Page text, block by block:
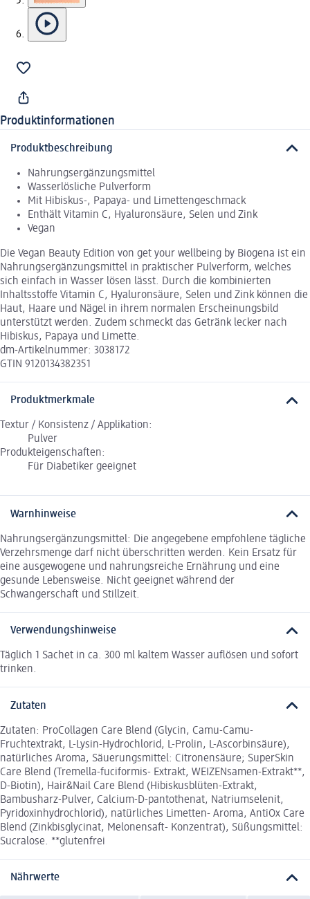
Produktinformationen
Produktbeschreibung
Nahrungsergänzungsmittel
Wasserlösliche Pulverform
Mit Hibiskus-, Papaya- und Limettengeschmack
Enthält Vitamin C, Hyaluronsäure, Selen und Zink
Vegan
Die Vegan Beauty Edition von get your wellbeing by Biogena ist ein
Nahrungsergänzungsmittel in praktischer Pulverform, welches
sich einfach in Wasser lösen lässt. Durch die kombinierten
Inhaltsstoffe Vitamin C, Hyaluronsäure, Selen und Zink können die
Haut, Haare und Nägel in ihrem normalen Erscheinungsbild
unterstützt werden. Zudem schmeckt das Getränk lecker nach
Hibiskus, Papaya und Limette.
dm-Artikelnummer: 3038172
GTIN 9120134382351
Produktmerkmale
Textur / Konsistenz / Applikation:
Pulver
Produkteigenschaften:
Für Diabetiker geeignet
Warnhinweise
Nahrungsergänzungsmittel: Die angegebene empfohlene tägliche
Verzehrsmenge darf nicht überschritten werden. Kein Ersatz für
eine ausgewogene und nahrungsreiche Ernährung und eine
gesunde Lebensweise. Nicht geeignet während der
Schwangerschaft und Stillzeit.
Verwendungshinweise
Täglich 1 Sachet in ca. 300 ml kaltem Wasser auflösen und sofort
trinken.
Zutaten
Zutaten: ProCollagen Care Blend (Glycin, Camu-Camu-
Fruchtextrakt, L-Lysin-Hydrochlorid, L-Prolin, L-Ascorbinsäure),
natürliches Aroma, Säuerungsmittel: Citronensäure; SuperSkin
Care Blend (Tremella-fuciformis- Extrakt, WEIZENsamen-Extrakt**,
D-Biotin), Hair&Nail Care Blend (Hibiskusblüten-Extrakt,
Bambusharz-Pulver, Calcium-D-pantothenat, Natriumselenit,
Pyridoxinhydrochlorid), natürliches Limetten- Aroma, AntiOx Care
Blend (Zinkbisglycinat, Melonensaft- Konzentrat), Süßungsmittel:
Sucralose. **glutenfrei
Nährwerte